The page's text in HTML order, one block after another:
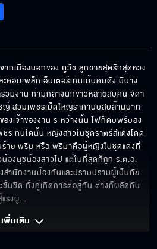
ปราบสายเดี่ยว EP.7
ปราบสายเดี่ยว EP.8
ราบสายเดี่ยว EP.9
ากเมืองนอกของ ภูวัช ลูกชายสุดรักสุดหวง
คอมเพล็กเอ็นเตอร์เทนเม้นคนดัง มีนาง
วมงาน ท่ามกลางนักข่าวหลายสิบคน จิดา
สวมเพชรเม็ดใหญ่ราคานับสิบล้านบาท
งเจ้าของงาน ระหว่างนั้น ไฟก็ดับพรึบลง
ชร ทันใดนั้น หญิงสาวในชุดราตรีสีแดงโดด
าย พริม หรือ พริมาคือผู้หญิงในชุดแดงที่
องนุชน้องสาวไป แต่ในที่สุดก็ถูก ร.ต.อ.
ำนักงานป้องกันและปราบปรามผู้เป็นภัย
ชั้นชิด ทั้งคู่เกิดการต่อสู้กัน ต่างก็ผลัดกัน
รงผู...
เพิ่มเติม